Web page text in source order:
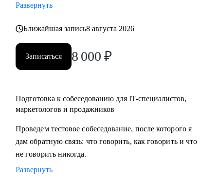
карьеры, если текущая уже не драйвит
• Как перейти в направление project менеджмента, строить
Кому могу помочь:
Развернуть
Ближайшая запись8 августа 2026
Записаться 8 000 ₽
Подготовка к собеседованию для IT-специалистов,
маркетологов и продажников
Проведем тестовое собеседование, после которого я
дам обратную связь: что говорить, как говорить и что
не говорить никогда.
Развернуть